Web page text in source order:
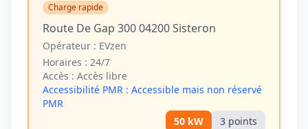
Charge rapide
Route De Gap 300 04200 Sisteron
Opérateur : EVzen
Horaires : 24/7
Accès : Accès libre
Accessibilité PMR : Accessible mais non réservé
PMR
50 kW 3 points